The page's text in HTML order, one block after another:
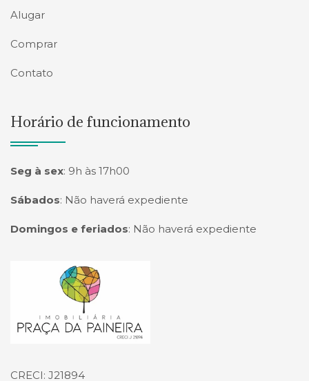
Alugar
Comprar
Contato
Horário de funcionamento
Seg à sex: 9h às 17h00
Sábados: Não haverá expediente
Domingos e feriados: Não haverá expediente
Página inicial
CRECI: J21894